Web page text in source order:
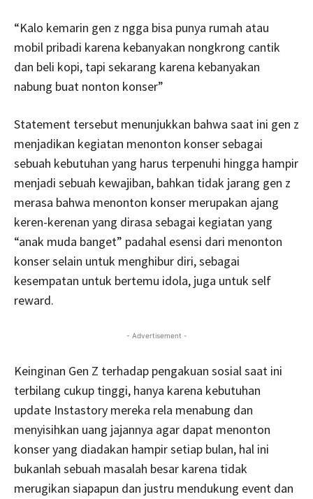
“Kalo kemarin gen z ngga bisa punya rumah atau
mobil pribadi karena kebanyakan nongkrong cantik
dan beli kopi, tapi sekarang karena kebanyakan
nabung buat nonton konser”
Statement tersebut menunjukkan bahwa saat ini gen z
menjadikan kegiatan menonton konser sebagai
sebuah kebutuhan yang harus terpenuhi hingga hampir
menjadi sebuah kewajiban, bahkan tidak jarang gen z
merasa bahwa menonton konser merupakan ajang
keren-kerenan yang dirasa sebagai kegiatan yang
“anak muda banget” padahal esensi dari menonton
konser selain untuk menghibur diri, sebagai
kesempatan untuk bertemu idola, juga untuk self
reward.
- Advertisement -
Keinginan Gen Z terhadap pengakuan sosial saat ini
terbilang cukup tinggi, hanya karena kebutuhan
update Instastory mereka rela menabung dan
menyisihkan uang jajannya agar dapat menonton
konser yang diadakan hampir setiap bulan, hal ini
bukanlah sebuah masalah besar karena tidak
merugikan siapapun dan justru mendukung event dan